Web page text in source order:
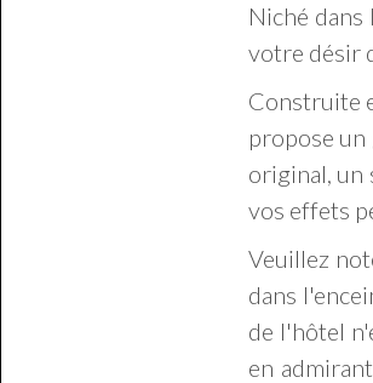
Niché
votre désir
Construite
propose
original, un
vos effets
Veuillez
dans
de l'hôtel
en